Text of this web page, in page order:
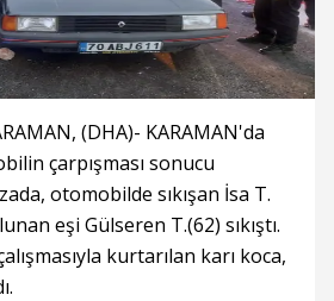
(DHA)- KARAMAN'da
çarpışması sonucu
otomobilde sıkışan İsa T.
eşi Gülseren T.(62) sıkıştı.
kurtarılan karı koca,